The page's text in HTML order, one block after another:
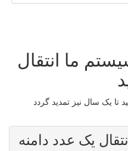
ما انتقال
یک عدد دامنه